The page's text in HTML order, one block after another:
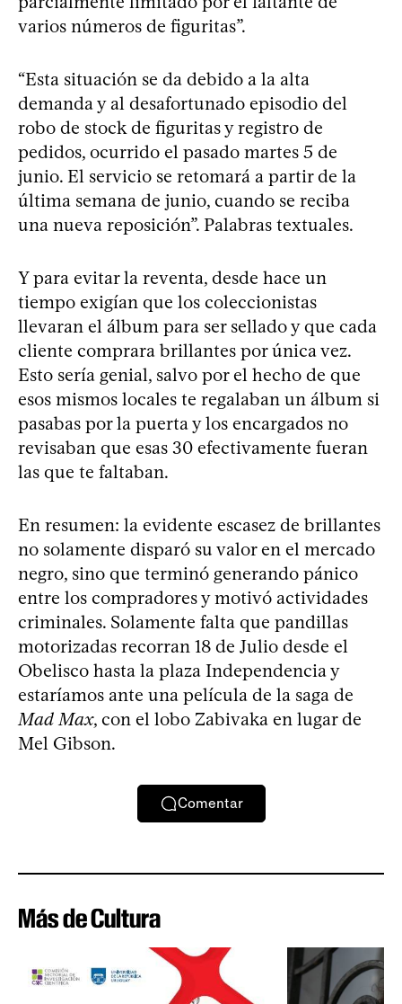
varios números de figuritas”.
“Esta situación se da debido a la alta
demanda y al desafortunado episodio del
robo de stock de figuritas y registro de
pedidos, ocurrido el pasado martes 5 de
junio. El servicio se retomará a partir de la
última semana de junio, cuando se reciba
una nueva reposición”. Palabras textuales.
Y para evitar la reventa, desde hace un
tiempo exigían que los coleccionistas
llevaran el álbum para ser sellado y que cada
cliente comprara brillantes por única vez.
Esto sería genial, salvo por el hecho de que
esos mismos locales te regalaban un álbum si
pasabas por la puerta y los encargados no
revisaban que esas 30 efectivamente fueran
las que te faltaban.
En resumen: la evidente escasez de brillantes
no solamente disparó su valor en el mercado
negro, sino que terminó generando pánico
entre los compradores y motivó actividades
criminales. Solamente falta que pandillas
motorizadas recorran 18 de Julio desde el
Obelisco hasta la plaza Independencia y
estaríamos ante una película de la saga de
Mad Max, con el lobo Zabivaka en lugar de
Mel Gibson.
Comentar
Más de Cultura